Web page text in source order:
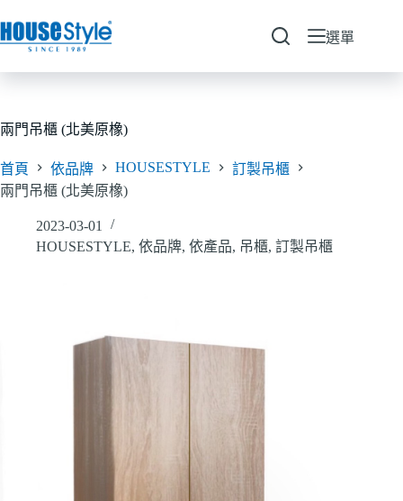
至
要
容
選單
兩門吊櫃 (北美原橡)
首頁 依品牌 HOUSESTYLE
訂製吊櫃
兩門吊櫃 (北美原橡)
2023-03-01
HOUSESTYLE, 依品牌, 依產品, 吊櫃, 訂製吊櫃